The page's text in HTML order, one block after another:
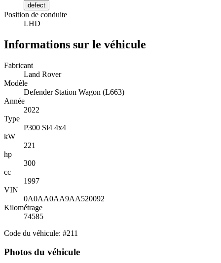
defect
Position de conduite
LHD
Informations sur le véhicule
Fabricant
Land Rover
Modèle
Defender Station Wagon (L663)
Année
2022
Type
P300 Si4 4x4
kW
221
hp
300
cc
1997
VIN
0A0AA0AA9AA520092
Kilométrage
74585
Code du véhicule: #211
Photos du véhicule